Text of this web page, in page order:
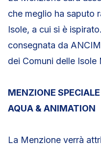
che meglio ha saputo
Isole, a cui si è
consegnata da
dei Comuni delle Isole
MENZIONE SPECIALE
AQUA & ANIMATION
La Menzione verrà